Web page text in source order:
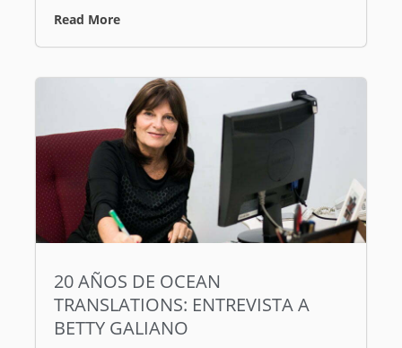
Read More
20 AÑOS DE OCEAN
TRANSLATIONS: ENTREVISTA A
BETTY GALIANO